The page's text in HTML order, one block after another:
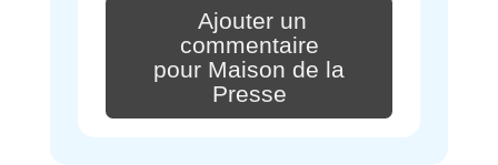
Ajouter un
commentaire
pour Maison de la
Presse